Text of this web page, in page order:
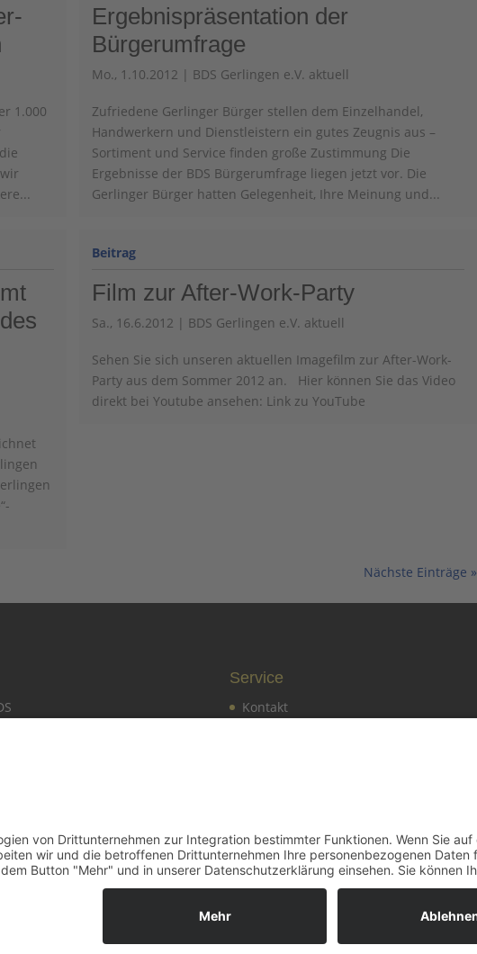
1.000
Ergebnispräsentation der
Bürgerumfrage
Mo., 1.10.2012 | BDS Gerlingen e.V. aktuell
Zufriedene Gerlinger Bürger stellen dem Einzelhandel,
Handwerkern und Dienstleistern ein gutes Zeugnis aus –
Sortiment und Service finden große Zustimmung Die
Ergebnisse der BDS Bürgerumfrage liegen jetzt vor. Die
Gerlinger Bürger hatten Gelegenheit, Ihre Meinung und...
Film zur After-Work-Party
Sa., 16.6.2012 | BDS Gerlingen e.V. aktuell
Sehen Sie sich unseren aktuellen Imagefilm zur After-Work-
Party aus dem Sommer 2012 an. Hier können Sie das Video
direkt bei Youtube ansehen: Link zu YouTube
Nächste Einträge »
vom BDS Gerlingen
vom Landesverband
Service
Kontakt
Cookie-Einstellungen
Handel und Handwerk in Gerlingen bei Stuttgart